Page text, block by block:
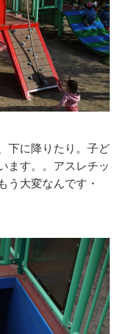
下に降りたり。子ど
ます。。アスレチッ
う大変なんです・